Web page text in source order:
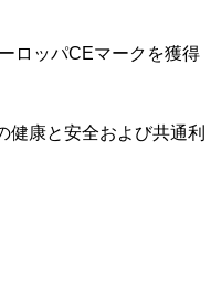
ロッパCEマークを獲得
康と安全および共通利